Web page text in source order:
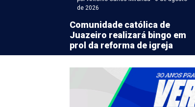
de 2026
Comunidade católica de
Juazeiro realizará bingo em
prol da reforma de igreja